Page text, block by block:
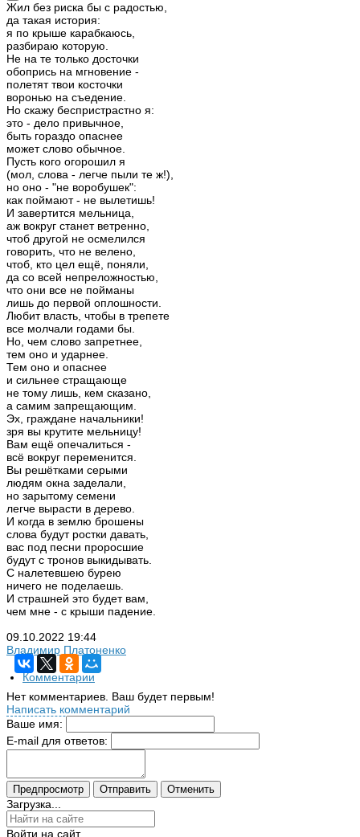
Жил без риска бы с радостью,
да такая история:
я по крыше карабкаюсь,
разбираю которую.
Не на те только досточки
обопрись на мгновение -
полетят твои косточки
воронью на съедение.
Но скажу беспристрастно я:
это - дело привычное,
быть гораздо опаснее
может слово обычное.
Пусть кого огорошил я
(мол, слова - легче пыли те ж!),
но оно - "не воробушек":
как поймают - не вылетишь!
И завертится мельница,
аж вокруг станет ветренно,
чтоб другой не осмелился
говорить, что не велено,
чтоб, кто цел ещё, поняли,
да со всей непреложностью,
что они все не пойманы
лишь до первой оплошности.
Любит власть, чтобы в трепете
все молчали годами бы.
Но, чем слово запретнее,
тем оно и ударнее.
Тем оно и опаснее
и сильнее стращающе
не тому лишь, кем сказано,
а самим запрещающим.
Эх, граждане начальники!
зря вы крутите мельницу!
Вам ещё опечалиться -
всё вокруг переменится.
Вы решётками серыми
людям окна заделали,
но зарытому семени
легче вырасти в дерево.
И когда в землю брошены
слова будут ростки давать,
вас под песни проросшие
будут с тронов выкидывать.
С налетевшею бурею
ничего не поделаешь.
И страшней это будет вам,
чем мне - с крыши падение.
09.10.2022 19:44
Владимир Платоненко
Комментарии
Нет комментариев. Ваш будет первым!
Написать комментарий
Ваше имя:
E-mail для ответов:
Загрузка...
Войти на сайт